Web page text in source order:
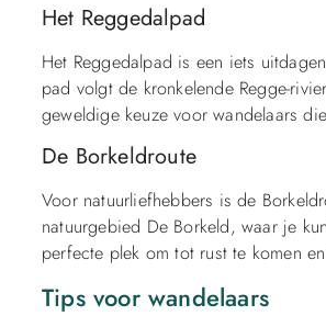
Het Reggedalpad
Het Reggedalpad is een iets
pad volgt de kronkelende Regge-
geweldige keuze voor wandelaars
De Borkeldroute
Voor natuurliefhebbers is de
natuurgebied De Borkeld, waar je
perfecte plek om tot rust te komen
Tips voor wandelaars